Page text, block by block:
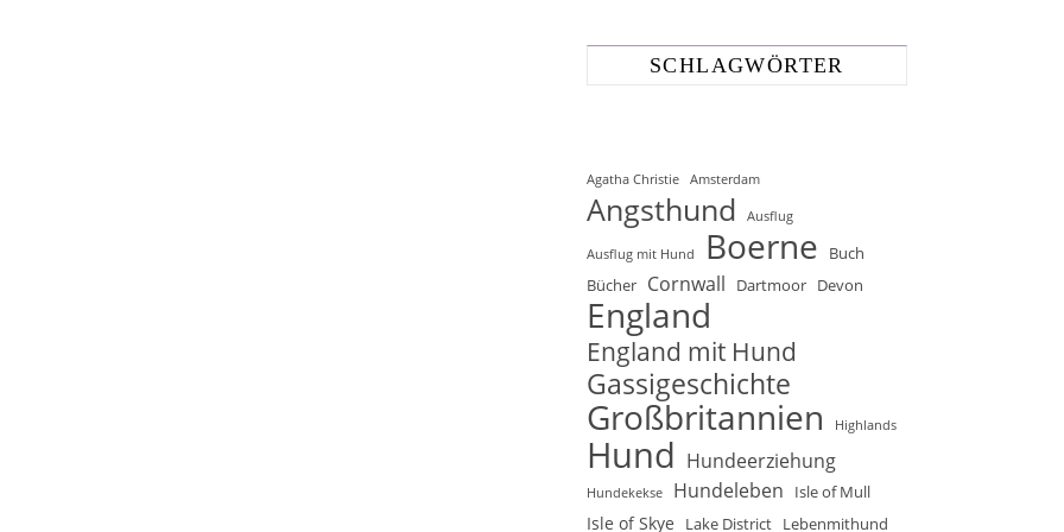
SCHLAGWÖRTER
Agatha Christie Amsterdam
Angsthund Ausflug
Ausflug mit Hund Boerne
Buch
Bücher Cornwall Dartmoor Devon
England
England mit Hund
Gassigeschichte
Großbritannien Highlands
Hund Hundeerziehung
Hundekekse Hundeleben Isle of Mull
Isle of Skye Lake District Lebenmithund